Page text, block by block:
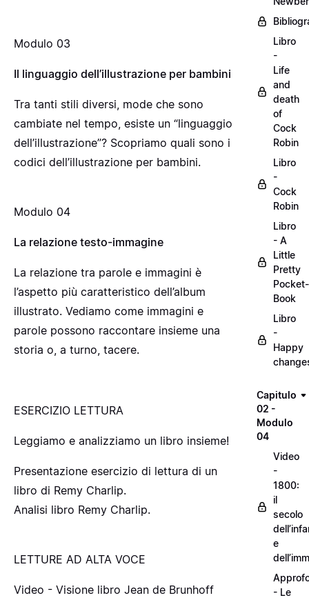
Modulo 03
Il linguaggio dell’illustrazione per bambini
Tra tanti stili diversi, mode che sono
cambiate nel tempo, esiste un “linguaggio
dell’illustrazione”? Scopriamo quali sono i
codici dell’illustrazione per bambini.
Modulo 04
La relazione testo-immagine
La relazione tra parole e immagini è
l’aspetto più caratteristico dell’album
illustrato. Vediamo come immagini e
parole possono raccontare insieme una
storia o, a turno, tacere.
ESERCIZIO LETTURA
Leggiamo e analizziamo un libro insieme!
Presentazione esercizio di lettura di un
libro di Remy Charlip.
Analisi libro Remy Charlip.
LETTURE AD ALTA VOCE
Video - Visione libro Jean de Brunhoff
Libro
-
Life
and
death
of
Cock
Robin
Libro
-
Cock
Robin
Libro
- A
Little
Pretty
Pocket-
Book
Libro
-
Happy
Capitulo
02 -
Modulo
04
Video
-
1800:
il
secolo
e
- Le